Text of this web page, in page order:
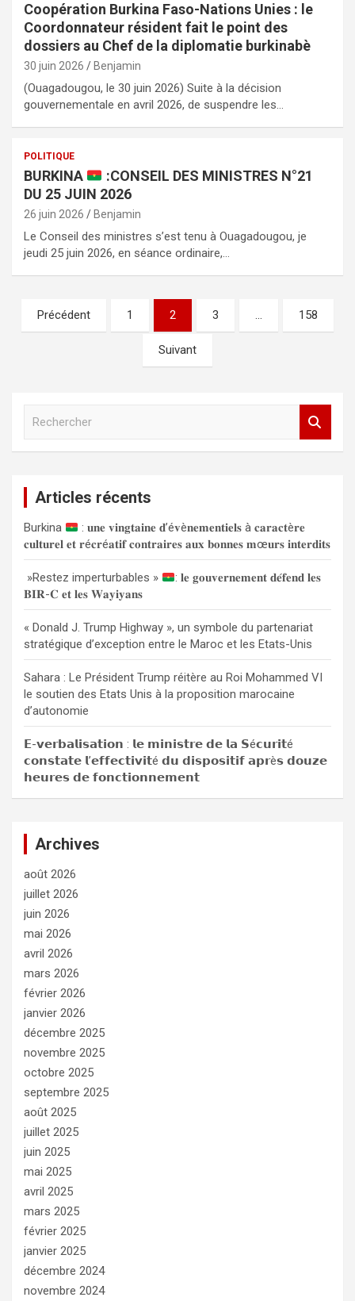
Coopération Burkina Faso-Nations Unies : le
Coordonnateur résident fait le point des
dossiers au Chef de la diplomatie burkinabè
30 juin 2026 Benjamin
(Ouagadougou, le 30 juin 2026) Suite à la décision
gouvernementale en avril 2026, de suspendre les…
POLITIQUE
BURKINA
:CONSEIL DES MINISTRES N°21
DU 25 JUIN 2026
26 juin 2026 Benjamin
Le Conseil des ministres s’est tenu à Ouagadougou, je
jeudi 25 juin 2026, en séance ordinaire,…
Navigation
des
Précédent 1 2 3 … 158
Suivant
h
e
r
Articles récents
Burkina
: 𝐮𝐧𝐞 𝐯𝐢𝐧𝐠𝐭𝐚𝐢𝐧𝐞 𝐝’é𝐯è𝐧𝐞𝐦𝐞𝐧𝐭𝐢𝐞𝐥𝐬 à 𝐜𝐚𝐫𝐚𝐜𝐭è𝐫𝐞
𝐜𝐮𝐥𝐭𝐮𝐫𝐞𝐥 𝐞𝐭 𝐫é𝐜𝐫é𝐚𝐭𝐢𝐟 𝐜𝐨𝐧𝐭𝐫𝐚𝐢𝐫𝐞𝐬 𝐚𝐮𝐱 𝐛𝐨𝐧𝐧𝐞𝐬 𝐦œ𝐮𝐫𝐬 𝐢𝐧𝐭𝐞𝐫𝐝𝐢𝐭𝐬
»Restez imperturbables »
: 𝐥𝐞 𝐠𝐨𝐮𝐯𝐞𝐫𝐧𝐞𝐦𝐞𝐧𝐭 𝐝𝐞́𝐟𝐞𝐧𝐝 𝐥𝐞𝐬
𝐁𝐈𝐑-𝐂 𝐞𝐭 𝐥𝐞𝐬 𝐖𝐚𝐲𝐢𝐲𝐚𝐧𝐬
« Donald J. Trump Highway », un symbole du partenariat
stratégique d’exception entre le Maroc et les Etats-Unis
Sahara : Le Président Trump réitère au Roi Mohammed VI
le soutien des Etats Unis à la proposition marocaine
d’autonomie
𝗘-𝘃𝗲𝗿𝗯𝗮𝗹𝗶𝘀𝗮𝘁𝗶𝗼𝗻 : 𝗹𝗲 𝗺𝗶𝗻𝗶𝘀𝘁𝗿𝗲 𝗱𝗲 𝗹𝗮 𝗦é𝗰𝘂𝗿𝗶𝘁é
𝗰𝗼𝗻𝘀𝘁𝗮𝘁𝗲 𝗹’𝗲𝗳𝗳𝗲𝗰𝘁𝗶𝘃𝗶𝘁é 𝗱𝘂 𝗱𝗶𝘀𝗽𝗼𝘀𝗶𝘁𝗶𝗳 𝗮𝗽𝗿è𝘀 𝗱𝗼𝘂𝘇𝗲
𝗵𝗲𝘂𝗿𝗲𝘀 𝗱𝗲 𝗳𝗼𝗻𝗰𝘁𝗶𝗼𝗻𝗻𝗲𝗺𝗲𝗻𝘁
Archives
août 2026
juillet 2026
juin 2026
mai 2026
avril 2026
mars 2026
février 2026
janvier 2026
décembre 2025
novembre 2025
octobre 2025
septembre 2025
août 2025
juillet 2025
juin 2025
mai 2025
avril 2025
mars 2025
février 2025
janvier 2025
décembre 2024
novembre 2024